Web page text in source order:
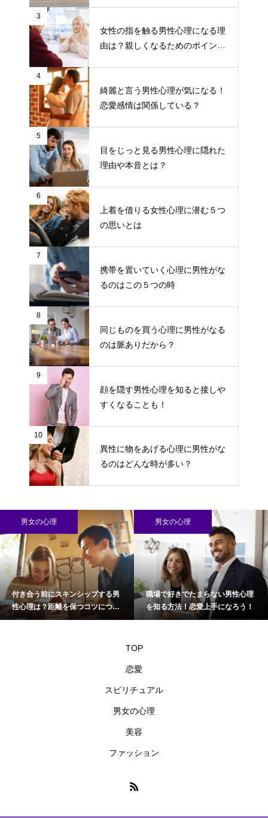
3
女性の指を触る男性心理になる理
由は？親しくなるためのポイント
4
綺麗と言う男性心理が気になる！
恋愛感情は関係している？
5
目をじっと見る男性心理に隠れた
理由や本音とは？
6
上着を借りる女性心理に潜む５つ
の思いとは
7
携帯を置いていく心理に男性がな
るのはこの５つの時
8
同じものを買う心理に男性がなる
のは脈ありだから？
9
顔を隠す男性心理を知ると接しや
すくなることも！
10
異性に物をあげる心理に男性がな
るのはどんな時が多い？
男女の心理
付き合う前にスキンシップする男
性心理は？距離を保つコツについ
て
男女の心理
職場で好きでたまらない男性心理
を知る方法！恋愛上手になろう！
TOP
恋愛
スピリチュアル
男女の心理
美容
ファッション